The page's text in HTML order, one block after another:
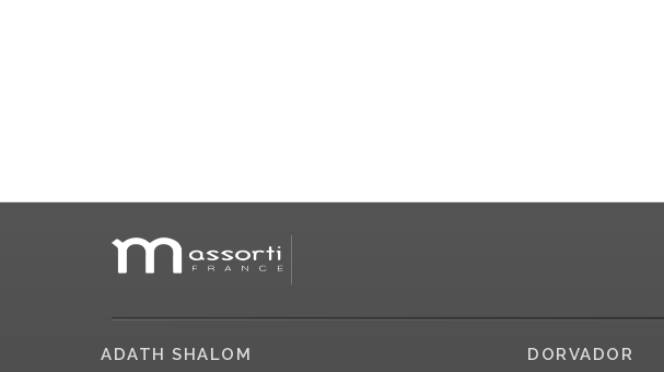
ADATH SHALOM DORVADOR